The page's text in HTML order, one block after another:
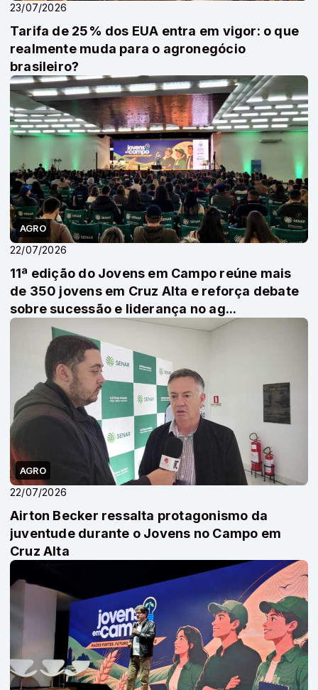
23/07/2026
Tarifa de 25% dos EUA entra em vigor: o que
realmente muda para o agronegócio
brasileiro?
AGRO
22/07/2026
11ª edição do Jovens em Campo reúne mais
de 350 jovens em Cruz Alta e reforça debate
sobre sucessão e liderança no ag...
AGRO
22/07/2026
Airton Becker ressalta protagonismo da
juventude durante o Jovens no Campo em
Cruz Alta